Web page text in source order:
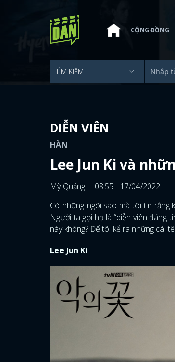
CỘNG ĐỒNG
DIỄN VIÊN
HÀN
Lee Jun Ki và
Mỳ Quảng
08:55 - 17/04/2022
Có những ngôi sao mà tôi tin rằng
Người ta gọi họ là “diễn viên đáng
này không? Để tôi kể ra những cái
Lee Jun Ki